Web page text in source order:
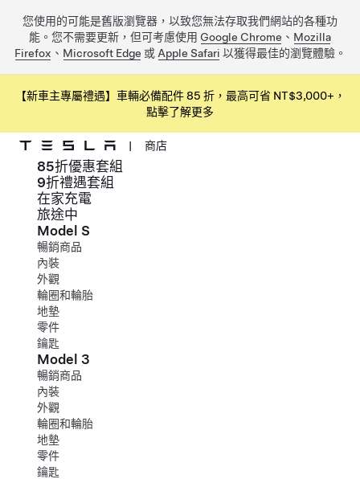
您使用的可能是舊版瀏覽器，以致您無法存取我們網站的各種功
能。您不需要更新，但可考慮使用 Google Chrome 、 Mozilla
Firefox 、 Microsoft Edge 或 Apple Safari 以獲得最佳的瀏覽體驗。
【新車主專屬禮遇】車輛必備配件 85 折，最高可省 NT$3,000+，
點擊了解更多
跳到主要內容
| 商店
85折優惠套組
9折禮遇套組
在家充電
旅途中
Model S
暢銷商品
內裝
外觀
輪圈和輪胎
地墊
零件
鑰匙
Model 3
暢銷商品
內裝
外觀
輪圈和輪胎
地墊
零件
鑰匙